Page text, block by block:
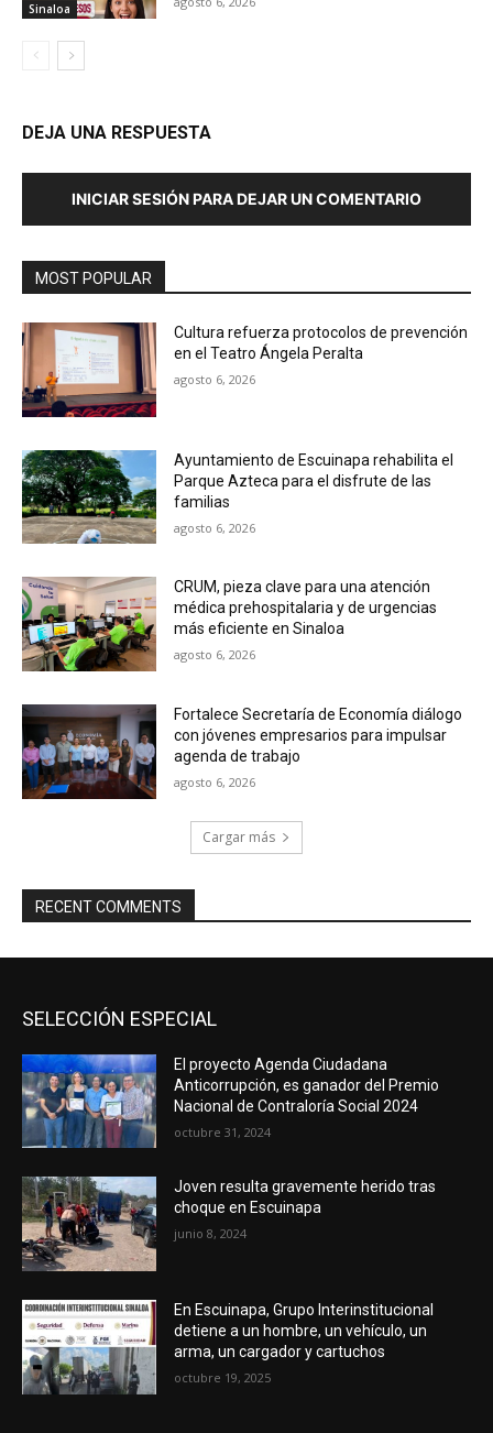
Sinaloa
DEJA UNA RESPUESTA
INICIAR SESIÓN PARA DEJAR UN COMENTARIO
MOST POPULAR
Cultura refuerza protocolos de prevención
en el Teatro Ángela Peralta
agosto 6, 2026
Ayuntamiento de Escuinapa rehabilita el
Parque Azteca para el disfrute de las
familias
agosto 6, 2026
CRUM, pieza clave para una atención
médica prehospitalaria y de urgencias
más eficiente en Sinaloa
agosto 6, 2026
Fortalece Secretaría de Economía diálogo
con jóvenes empresarios para impulsar
agenda de trabajo
agosto 6, 2026
Cargar más
RECENT COMMENTS
SELECCIÓN ESPECIAL
El proyecto Agenda Ciudadana
Anticorrupción, es ganador del Premio
Nacional de Contraloría Social 2024
octubre 31, 2024
Joven resulta gravemente herido tras
choque en Escuinapa
junio 8, 2024
En Escuinapa, Grupo Interinstitucional
detiene a un hombre, un vehículo, un
arma, un cargador y cartuchos
octubre 19, 2025